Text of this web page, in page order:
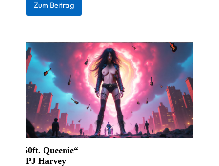
Zum Bei­trag
50ft. Queenie“
PJ Harvey